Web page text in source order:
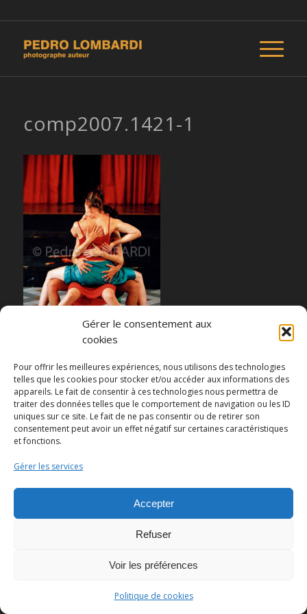
Gérer le consentement aux
cookies
Pour offrir les meilleures expériences, nous utilisons des technologies
telles que les cookies pour stocker et/ou accéder aux informations des
appareils. Le fait de consentir à ces technologies nous permettra de
traiter des données telles que le comportement de navigation ou les ID
uniques sur ce site. Le fait de ne pas consentir ou de retirer son
consentement peut avoir un effet négatif sur certaines caractéristiques
et fonctions.
Gérer les services
Accepter
Refuser
Voir les préférences
Politique de cookies
comp2007.1421-1
Partager cette publication